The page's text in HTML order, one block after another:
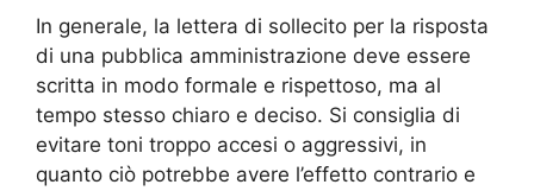
In generale, la lettera di sollecito per la risposta
di una pubblica amministrazione deve essere
scritta in modo formale e rispettoso, ma al
tempo stesso chiaro e deciso. Si consiglia di
evitare toni troppo accesi o aggressivi, in
quanto ciò potrebbe avere l’effetto contrario e